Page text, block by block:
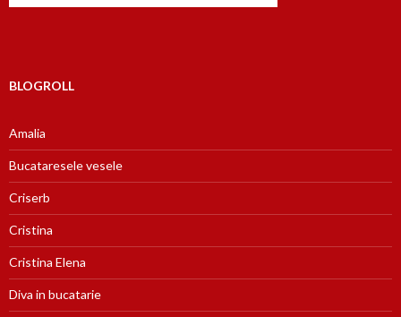
BLOGROLL
Amalia
Bucataresele vesele
Criserb
Cristina
Cristina Elena
Diva in bucatarie